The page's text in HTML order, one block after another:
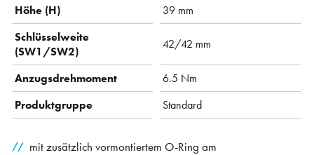
Höhe (H)
39 mm
Schlüsselweite
(SW1/SW2)
42/42 mm
Anzugsdrehmoment
6.5 Nm
Produktgruppe
Standard
mit zusätzlich vormontiertem O-Ring am